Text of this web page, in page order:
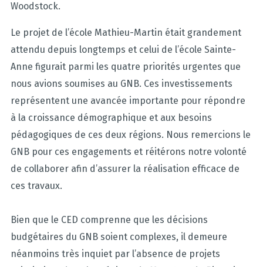
Woodstock.
Le projet de l’école Mathieu-Martin était grandement
attendu depuis longtemps et celui de l’école Sainte-
Anne figurait parmi les quatre priorités urgentes que
nous avions soumises au GNB. Ces investissements
représentent une avancée importante pour répondre
à la croissance démographique et aux besoins
pédagogiques de ces deux régions. Nous remercions le
GNB pour ces engagements et réitérons notre volonté
de collaborer afin d’assurer la réalisation efficace de
ces travaux.
Bien que le CED comprenne que les décisions
budgétaires du GNB soient complexes, il demeure
néanmoins très inquiet par l’absence de projets